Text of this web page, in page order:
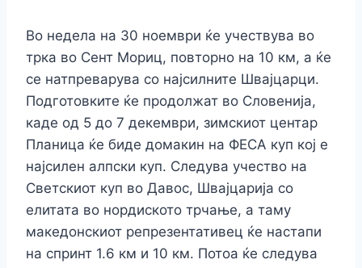
Во недела на 30 ноември ќе учествува во
трка во Сент Мориц, повторно на 10 км, а ќе
се натпреварува со најсилните Швајцарци.
Подготовките ќе продолжат во Словенија,
каде од 5 до 7 декември, зимскиот центар
Планица ќе биде домакин на ФЕСА куп кој е
најсилен алпски куп. Следува учество на
Светскиот куп во Давос, Швајцарија со
елитата во нордиското трчање, а таму
македонскиот репрезентативец ќе настапи
на спринт 1.6 км и 10 км. Потоа ќе следува